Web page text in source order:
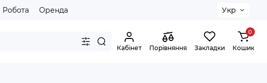
Робота Оренда Укр
Кабінет Порівняння Закладки
0
Кошик